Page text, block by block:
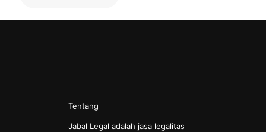
Tentang
Jabal Legal adalah jasa legalitas